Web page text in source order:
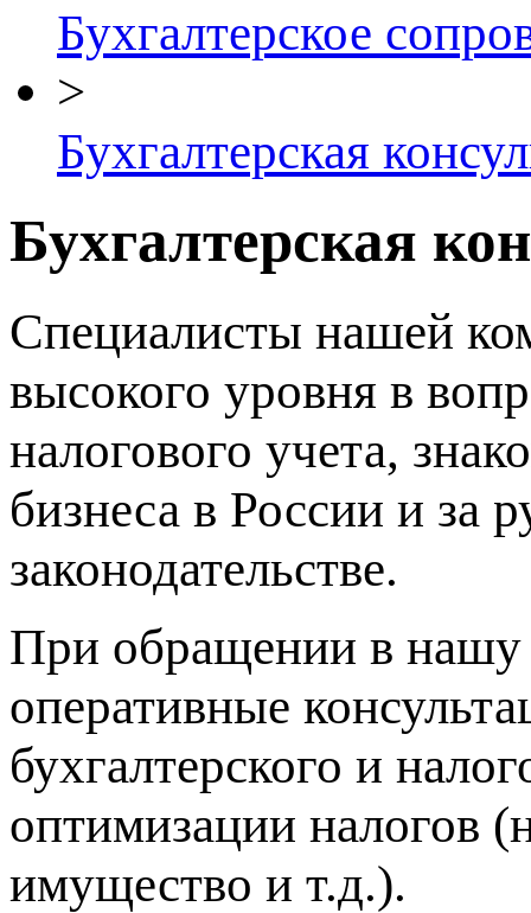
Бухгалтерское
>
Бухгалтерская
Бухгалтерская
Специалисты нашей
высокого уровня в
налогового учета,
бизнеса в России и за
законодательстве.
При обращении в нашу
оперативные
бухгалтерского и
оптимизации налогов
имущество и т.д.).